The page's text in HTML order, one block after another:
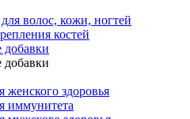
волос, кожи, ногтей
костей
женского здоровья
иммунитета